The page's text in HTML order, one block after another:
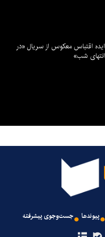
ایده اقتباس معکوس از سریال «در
انتهای شب»
پیوندها جست‌وجوی پیشرفته